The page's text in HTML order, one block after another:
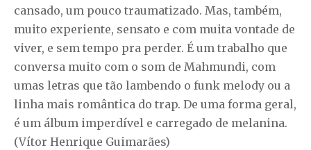
cansado, um pouco traumatizado. Mas, também,
muito experiente, sensato e com muita vontade de
viver, e sem tempo pra perder. É um trabalho que
conversa muito com o som de Mahmundi, com
umas letras que tão lambendo o funk melody ou a
linha mais romântica do trap. De uma forma geral,
é um álbum imperdível e carregado de melanina.
(Vítor Henrique Guimarães)